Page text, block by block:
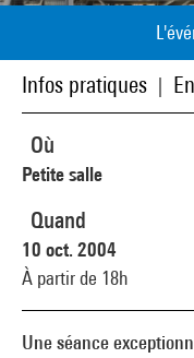
Infos pratiques
Une séance
Où
Petite salle
Quand
10 oct. 2004
À partir de 18h